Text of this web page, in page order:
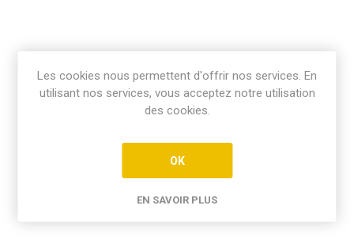
Les cookies nous permettent d'offrir nos services. En
utilisant nos services, vous acceptez notre utilisation
des cookies.
OK
EN SAVOIR PLUS